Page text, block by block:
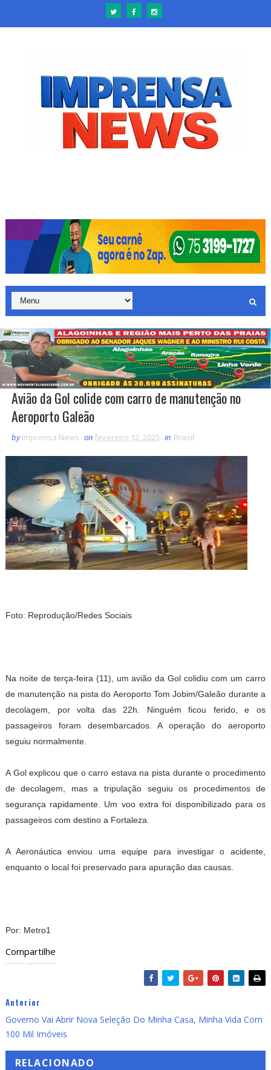
Avião da Gol colide com carro de manutenção no
Aeroporto Galeão
by Imprensa News on fevereiro 12, 2025 in Brasil
Foto: Reprodução/Redes Sociais
Na noite de terça-feira (11), um avião da Gol colidiu com um carro
de manutenção na pista do Aeroporto Tom Jobim/Galeão durante a
decolagem, por volta das 22h. Ninguém ficou ferido, e os
passageiros foram desembarcados. A operação do aeroporto
seguiu normalmente.
A Gol explicou que o carro estava na pista durante o procedimento
de decolagem, mas a tripulação seguiu os procedimentos de
segurança rapidamente. Um voo extra foi disponibilizado para os
passageiros com destino a Fortaleza.
A Aeronáutica enviou uma equipe para investigar o acidente,
enquanto o local foi preservado para apuração das causas.
Por: Metro1
Compartilhe
Anterior
Governo Vai Abrir Nova Seleção Do Minha Casa, Minha Vida Com
100 Mil Imóveis
RELACIONADO